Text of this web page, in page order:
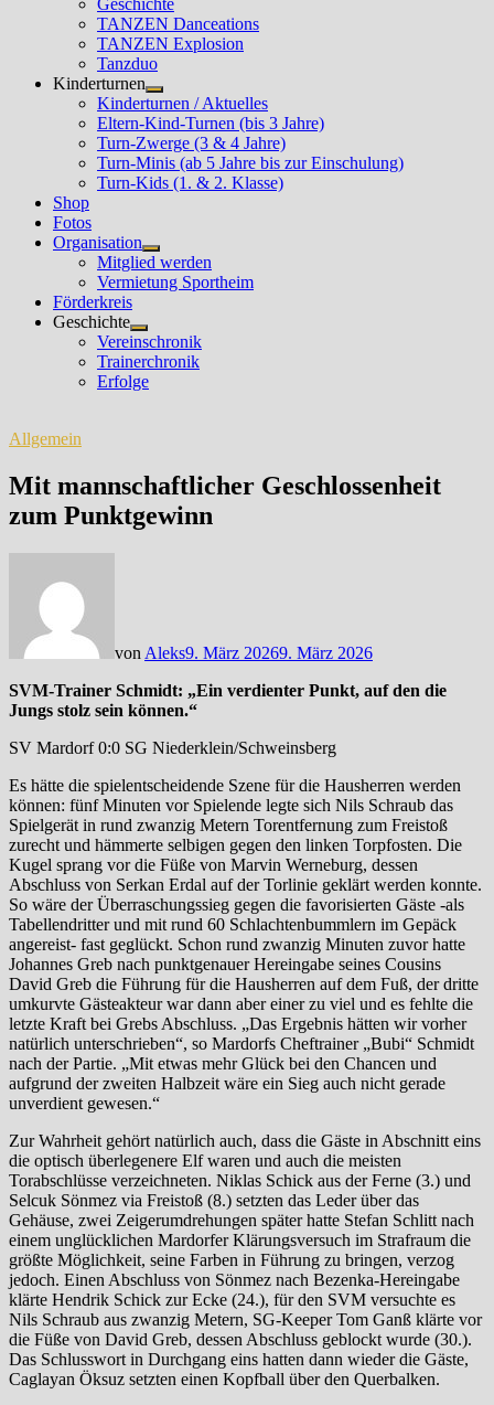
Geschichte
TANZEN Danceations
TANZEN Explosion
Tanzduo
Kinderturnen
Untermenü
anzeigen
Kinderturnen / Aktuelles
Eltern-Kind-Turnen (bis 3 Jahre)
Turn-Zwerge (3 & 4 Jahre)
Turn-Minis (ab 5 Jahre bis zur Einschulung)
Turn-Kids (1. & 2. Klasse)
Shop
Fotos
Organisation
Untermenü
anzeigen
Mitglied werden
Vermietung Sportheim
Förderkreis
Geschichte
Untermenü
anzeigen
Vereinschronik
Trainerchronik
Erfolge
Allgemein
Mit mannschaftlicher Geschlossenheit
zum Punktgewinn
von Aleks9. März 20269. März 2026
SVM-Trainer Schmidt: „Ein verdienter Punkt, auf den die
Jungs stolz sein können.“
SV Mardorf 0:0 SG Niederklein/Schweinsberg
Es hätte die spielentscheidende Szene für die Hausherren werden
können: fünf Minuten vor Spielende legte sich Nils Schraub das
Spielgerät in rund zwanzig Metern Torentfernung zum Freistoß
zurecht und hämmerte selbigen gegen den linken Torpfosten. Die
Kugel sprang vor die Füße von Marvin Werneburg, dessen
Abschluss von Serkan Erdal auf der Torlinie geklärt werden konnte.
So wäre der Überraschungssieg gegen die favorisierten Gäste -als
Tabellendritter und mit rund 60 Schlachtenbummlern im Gepäck
angereist- fast geglückt. Schon rund zwanzig Minuten zuvor hatte
Johannes Greb nach punktgenauer Hereingabe seines Cousins
David Greb die Führung für die Hausherren auf dem Fuß, der dritte
umkurvte Gästeakteur war dann aber einer zu viel und es fehlte die
letzte Kraft bei Grebs Abschluss. „Das Ergebnis hätten wir vorher
natürlich unterschrieben“, so Mardorfs Cheftrainer „Bubi“ Schmidt
nach der Partie. „Mit etwas mehr Glück bei den Chancen und
aufgrund der zweiten Halbzeit wäre ein Sieg auch nicht gerade
unverdient gewesen.“
Zur Wahrheit gehört natürlich auch, dass die Gäste in Abschnitt eins
die optisch überlegenere Elf waren und auch die meisten
Torabschlüsse verzeichneten. Niklas Schick aus der Ferne (3.) und
Selcuk Sönmez via Freistoß (8.) setzten das Leder über das
Gehäuse, zwei Zeigerumdrehungen später hatte Stefan Schlitt nach
einem unglücklichen Mardorfer Klärungsversuch im Strafraum die
größte Möglichkeit, seine Farben in Führung zu bringen, verzog
jedoch. Einen Abschluss von Sönmez nach Bezenka-Hereingabe
klärte Hendrik Schick zur Ecke (24.), für den SVM versuchte es
Nils Schraub aus zwanzig Metern, SG-Keeper Tom Ganß klärte vor
die Füße von David Greb, dessen Abschluss geblockt wurde (30.).
Das Schlusswort in Durchgang eins hatten dann wieder die Gäste,
Caglayan Öksuz setzten einen Kopfball über den Querbalken.